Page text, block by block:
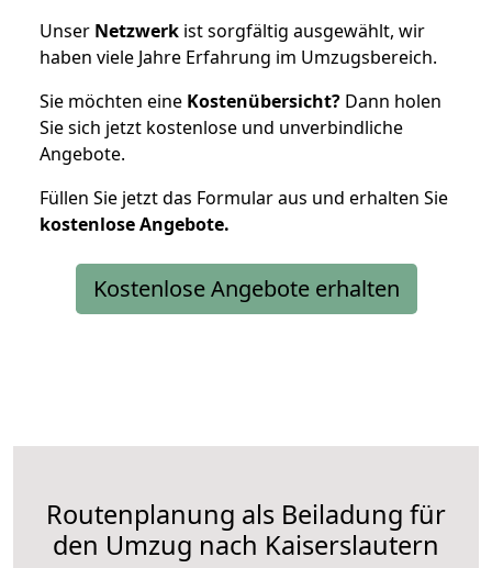
Unser Netzwerk ist sorgfältig ausgewählt, wir
haben viele Jahre Erfahrung im Umzugsbereich.
Sie möchten eine Kostenübersicht? Dann holen
Sie sich jetzt kostenlose und unverbindliche
Angebote.
Füllen Sie jetzt das Formular aus und erhalten Sie
kostenloseAngebote.
Kostenlose Angebote erhalten
Routenplanung als Beiladung für
den Umzug nach Kaiserslautern